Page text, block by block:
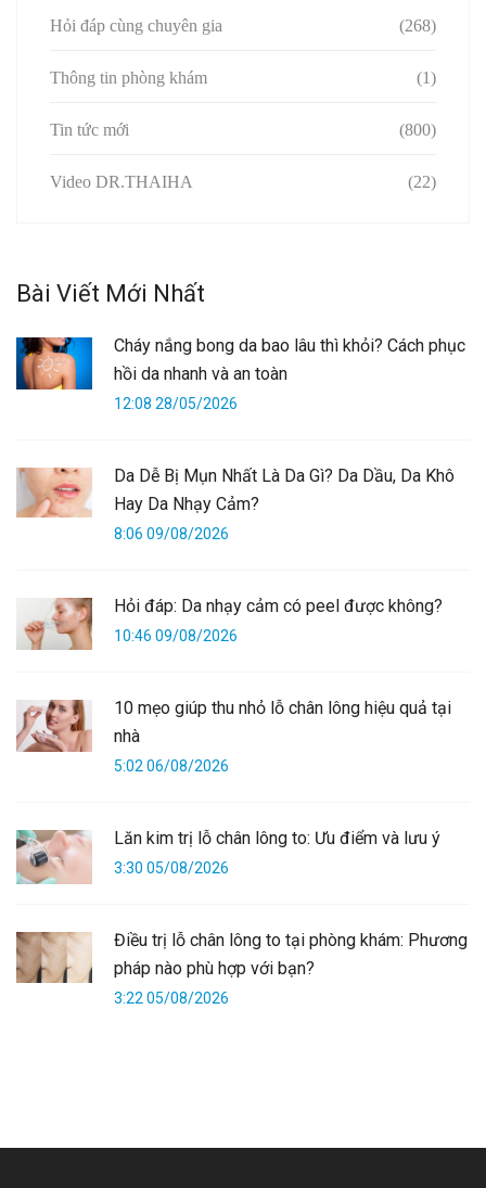
Hỏi đáp cùng chuyên gia (268)
Thông tin phòng khám (1)
Tin tức mới (800)
Video DR.THAIHA (22)
Bài Viết Mới Nhất
Cháy nắng bong da bao lâu thì khỏi? Cách phục
hồi da nhanh và an toàn
12:08 28/05/2026
Da Dễ Bị Mụn Nhất Là Da Gì? Da Dầu, Da Khô
Hay Da Nhạy Cảm?
8:06 09/08/2026
Hỏi đáp: Da nhạy cảm có peel được không?
10:46 09/08/2026
10 mẹo giúp thu nhỏ lỗ chân lông hiệu quả tại
nhà
5:02 06/08/2026
Lăn kim trị lỗ chân lông to: Ưu điểm và lưu ý
3:30 05/08/2026
Điều trị lỗ chân lông to tại phòng khám: Phương
pháp nào phù hợp với bạn?
3:22 05/08/2026